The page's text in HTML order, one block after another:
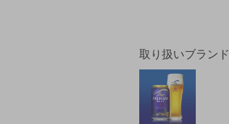
取り扱いブランド